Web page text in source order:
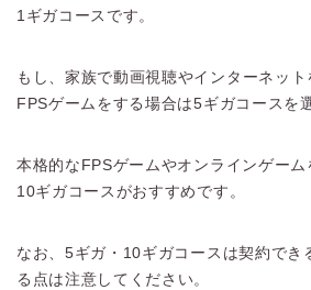
1ギガコースです。
もし、家族で動画視聴やインターネッ
FPSゲームをする場合は5ギガコースを
本格的なFPSゲームやオンラインゲー
10ギガコースがおすすめです。
なお、5ギガ・10ギガコースは契約でき
る点は注意してください。